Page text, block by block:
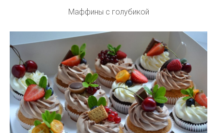
Маффины с голубикой